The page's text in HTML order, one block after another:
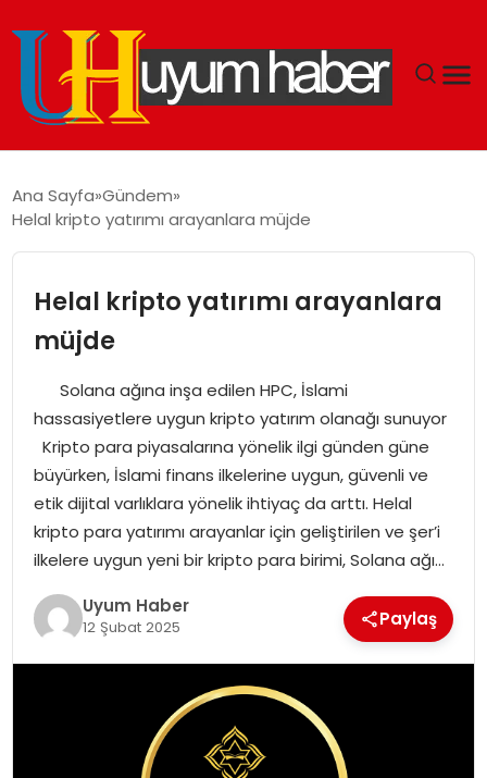
EKONOMI
SIYASET
DÜNYA
SPOR
TEKNOLOJI
SAĞLIK
MAGAZIN
YAŞAM
Ana Sayfa Gündem
Helal kripto yatırımı arayanlara müjde
Helal kripto yatırımı arayanlara
müjde
Solana ağına inşa edilen HPC, İslami
hassasiyetlere uygun kripto yatırım olanağı sunuyor
Kripto para piyasalarına yönelik ilgi günden güne
büyürken, İslami finans ilkelerine uygun, güvenli ve
etik dijital varlıklara yönelik ihtiyaç da arttı. Helal
kripto para yatırımı arayanlar için geliştirilen ve şer’i
ilkelere uygun yeni bir kripto para birimi, Solana ağı…
Uyum Haber
12 Şubat 2025 Paylaş